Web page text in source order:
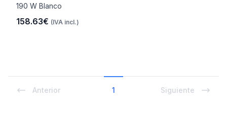
190 W Blanco
158.63€ (IVA incl.)
Anterior 1 Siguiente